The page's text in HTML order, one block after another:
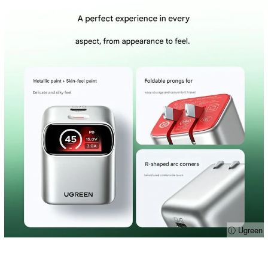
ⓘ Ugreen